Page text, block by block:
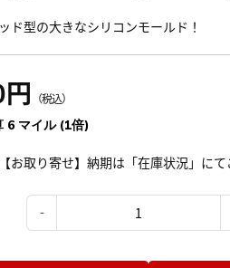
ド型の大きなシリコンモールド！
（税込）
6 マイル (1倍)
お取り寄せ】納期は「在庫状況」に